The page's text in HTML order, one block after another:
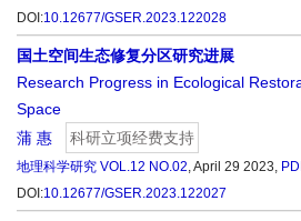
DOI:10.12677/GSER.2023.122028
国土空间生态修复分区研究进展
Research Progress in Ecological
Space
蒲 惠
科研立项经费支持
地理科学研究 VOL.12 NO.02, April 29 2023,
DOI:10.12677/GSER.2023.122027